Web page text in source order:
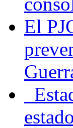
El